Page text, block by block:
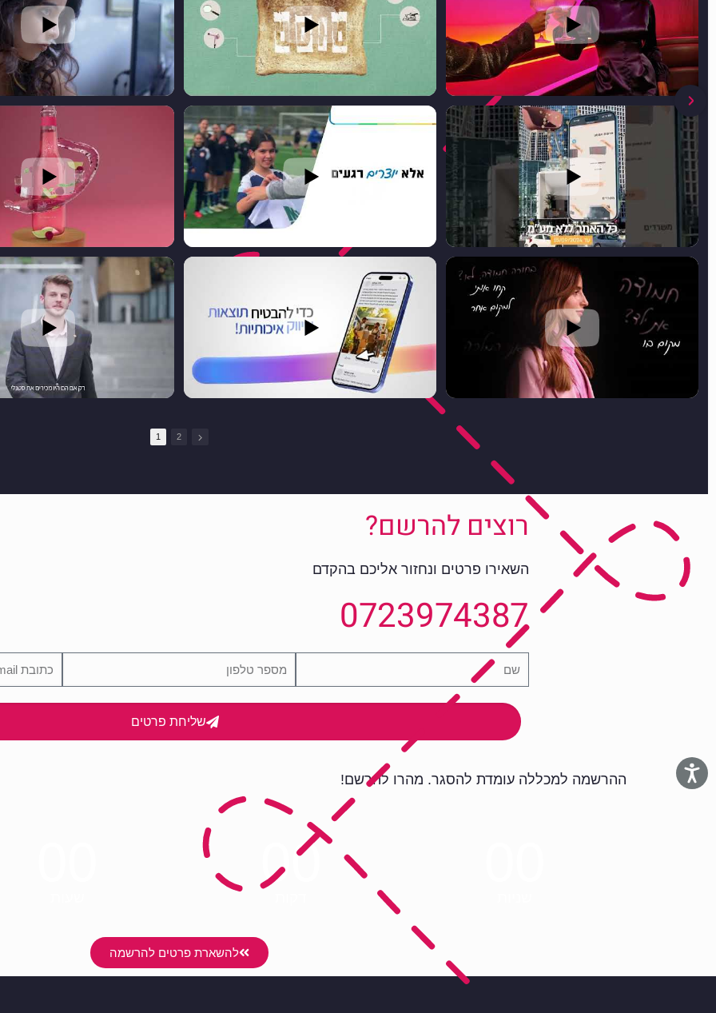
1 2
רוצים להרשם?
השאירו פרטים ונחזור אליכם בהקדם
0723974387​
שליחת פרטים
ההרשמה למכללה עומדת להסגר. מהרו להרשם!
00
להשארת פרטים להרשמה